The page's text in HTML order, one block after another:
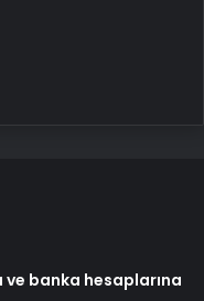
ve banka hesaplarına